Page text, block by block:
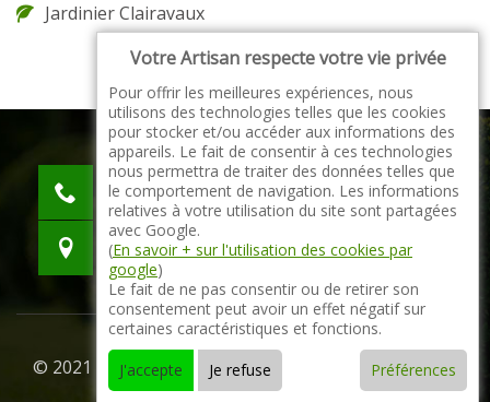
Jardinier Clairavaux
indisponible
indisponible
indisponible
© 2021 - 2026 Tout droit réservé - Mentions légales
Votre Artisan respecte votre vie privée
Pour offrir les meilleures expériences, nous
utilisons des technologies telles que les cookies
pour stocker et/ou accéder aux informations des
appareils. Le fait de consentir à ces technologies
nous permettra de traiter des données telles que
le comportement de navigation. Les informations
relatives à votre utilisation du site sont partagées
avec Google.
(En savoir + sur l'utilisation des cookies par
google)
Le fait de ne pas consentir ou de retirer son
consentement peut avoir un effet négatif sur
certaines caractéristiques et fonctions.
J'accepte
Je refuse Préférences